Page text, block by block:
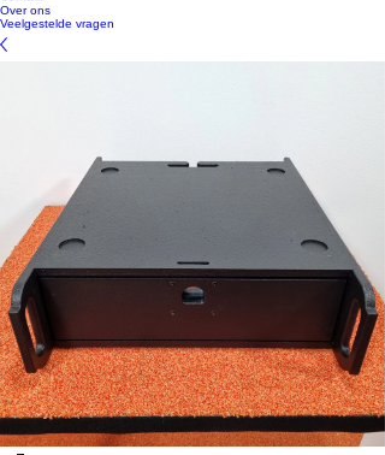
Over ons
Veelgestelde vragen